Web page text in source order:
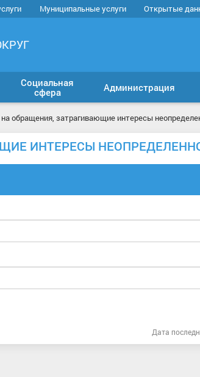
Муниципальные услуги Открытые
Социальная
сфера
Администрация
обращения, затрагивающие интересы
ИНТЕРЕСЫ
Дата